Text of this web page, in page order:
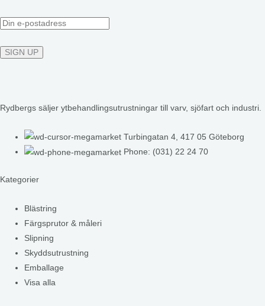
Rydbergs säljer ytbehandlingsutrustningar till varv, sjöfart och industri.
Turbingatan 4, 417 05 Göteborg
Phone: (031) 22 24 70
Kategorier
Blästring
Färgsprutor & måleri
Slipning
Skyddsutrustning
Emballage
Visa alla